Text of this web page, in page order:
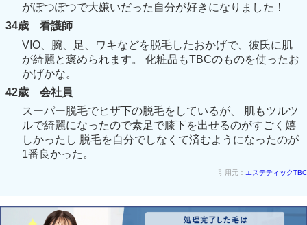
がぽつぽつで大嫌いだった自分が好きになりました！
34歳 看護師
VIO、腕、足、ワキなどを脱毛したおかげで、彼氏に肌
が綺麗と褒められます。 化粧品もTBCのものを使ったお
かげかな。
42歳 会社員
スーパー脱毛でヒザ下の脱毛をしているが、 肌もツルツ
ルで綺麗になったので素足で膝下を出せるのがすごく嬉
しかったし 脱毛を自分でしなくて済むようになったのが
1番良かった。
引用元： エステティックTBC